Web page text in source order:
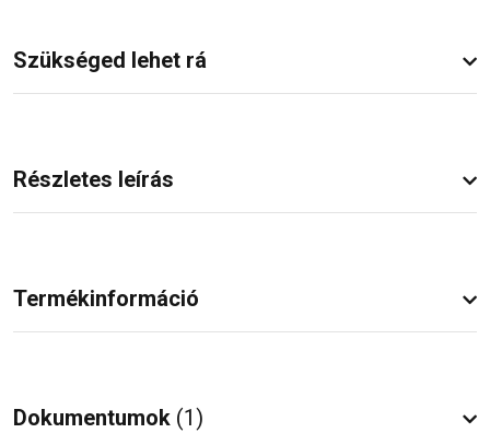
Szükséged lehet rá
Részletes leírás
Termékinformáció
Dokumentumok (1)